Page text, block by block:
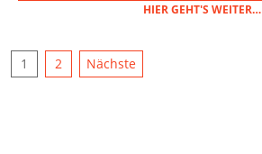
HIER GEHT'S WEITER…
SEITENNUMMERIERUNG
1 2 Nächste